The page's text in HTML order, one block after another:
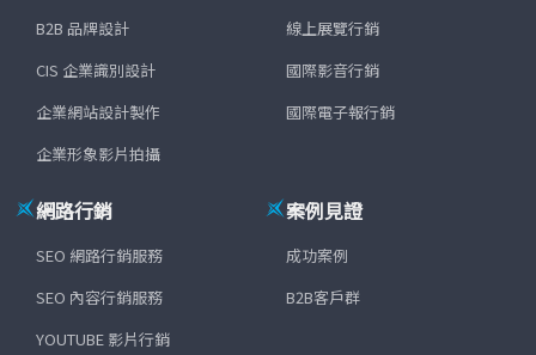
B2B 品牌設計
CIS 企業識別設計
企業網站設計製作
企業形象影片拍攝
線上展覽行銷
國際影音行銷
國際電子報行銷
網路行銷
SEO 網路行銷服務
SEO 內容行銷服務
YOUTUBE 影片行銷
案例見證
成功案例
B2B客戶群